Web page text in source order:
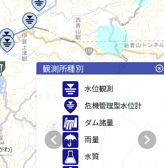
わ)
観測所種別 highlight_off
水位観測
危機管理型水位計
ダム諸量
雨量
水質
chevron_left chevron_right